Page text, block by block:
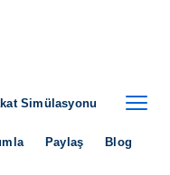
Simülasyonu
Paylaş Blog